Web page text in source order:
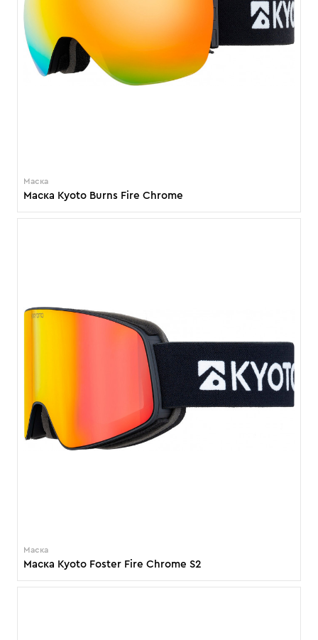
Маска
Маска Kyoto Burns Fire Chrome
Маска
Маска Kyoto Foster Fire Chrome S2